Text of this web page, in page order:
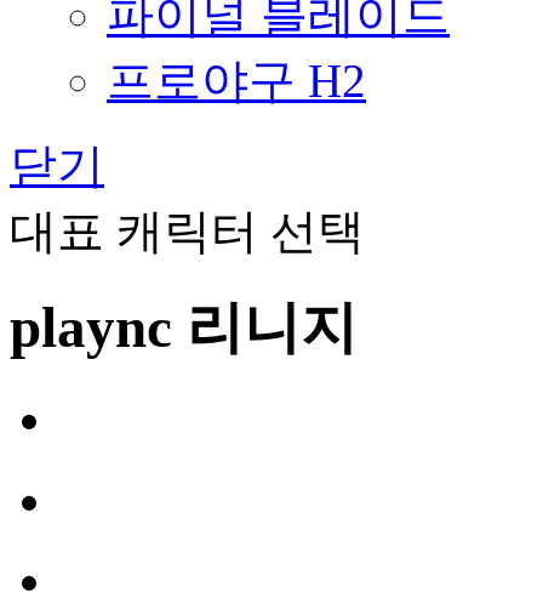
파이널 블레이드
프로야구 H2
닫기
대표 캐릭터 선택
plaync 리니지